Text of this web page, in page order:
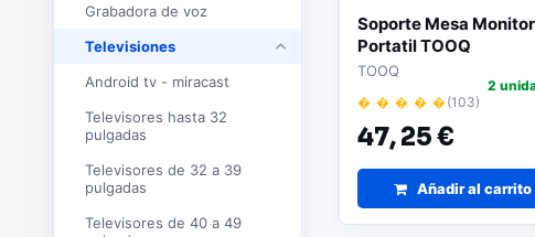
Grabadora de voz
Televisiones
Android tv - miracast
Televisores hasta 32
pulgadas
Televisores de 32 a 39
pulgadas
Televisores de 40 a 49
Soporte Mesa
Portatil TOOQ
TOOQ
� � � � �(103)
47,25 €
2
Añadir al carrito